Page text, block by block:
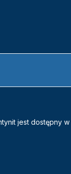
jest dostępny